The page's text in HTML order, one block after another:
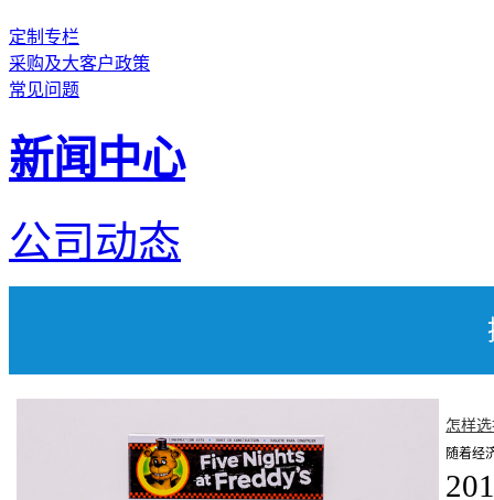
定制专栏
采购及大客户政策
常见问题
新闻中心
公司动态
怎样
随着经